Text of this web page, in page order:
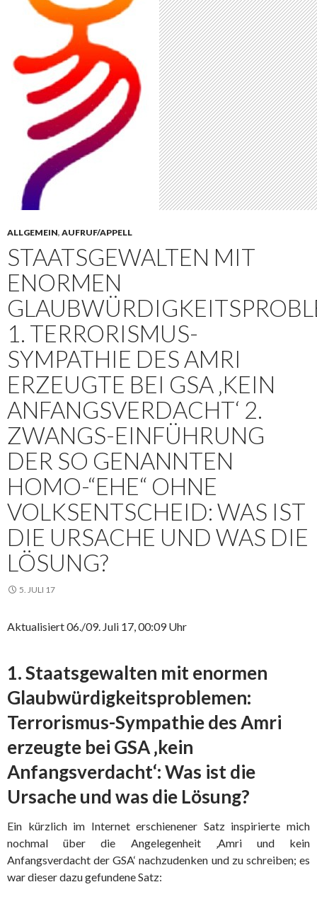
ALLGEMEIN, AUFRUF/APPELL
STAATSGEWALTEN MIT
ENORMEN
1. TERRORISMUS-
SYMPATHIE DES AMRI
ERZEUGTE BEI GSA ‚KEIN
ANFANGSVERDACHT‘ 2.
ZWANGS-EINFÜHRUNG
DER SO GENANNTEN
HOMO-“EHE“ OHNE
VOLKSENTSCHEID: WAS IST
DIE URSACHE UND WAS DIE
LÖSUNG?
5. JULI 17
Aktualisiert 06./09. Juli 17, 00:09 Uhr
1. Staatsgewalten mit enormen
Glaubwürdigkeitsproblemen:
Terrorismus-Sympathie des Amri
erzeugte bei GSA ‚kein
Anfangsverdacht‘: Was ist die
Ursache und was die Lösung?
Ein kürzlich im Internet erschienener Satz inspirierte mich
nochmal über die Angelegenheit ‚Amri und kein
Anfangsverdacht der GSA‘ nachzudenken und zu schreiben; es
war dieser dazu gefundene Satz: